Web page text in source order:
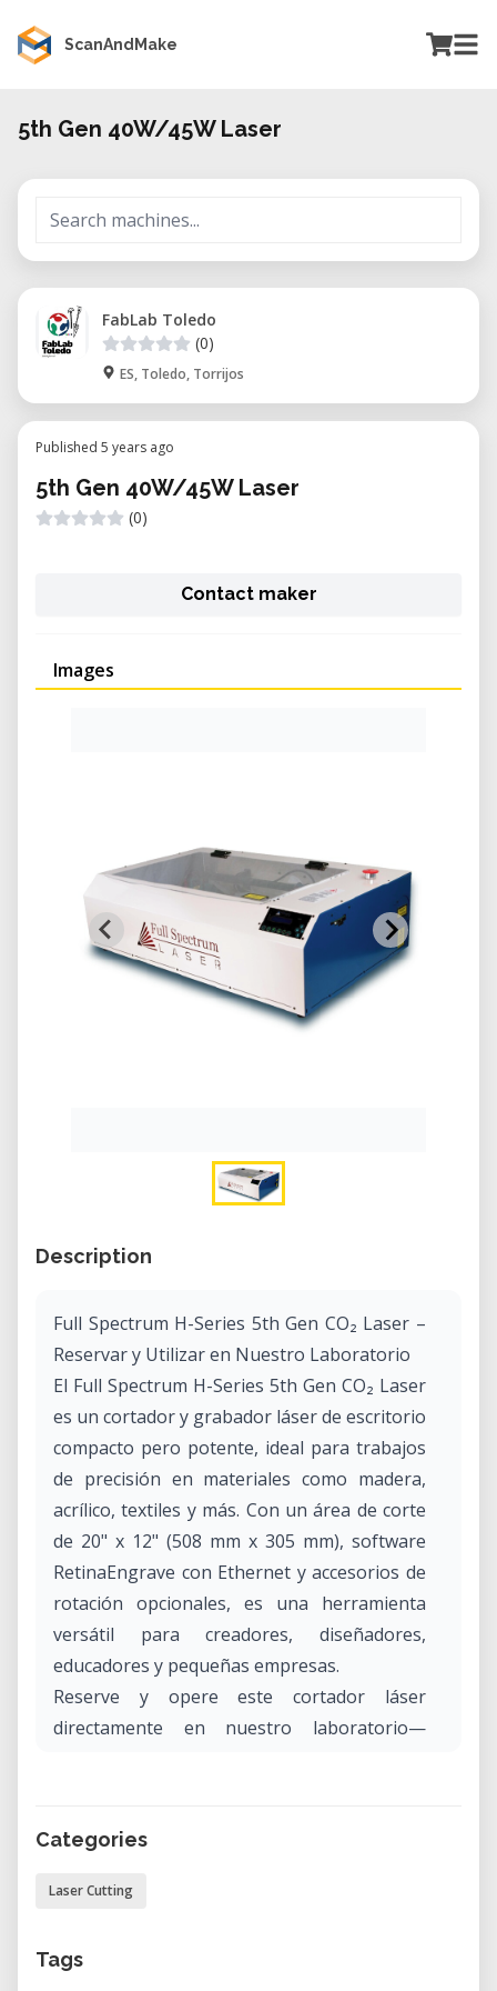
ScanAndMake
5th Gen 40W/45W Laser
FabLab Toledo
(0)
ES, Toledo, Torrijos
Published 5 years ago
5th Gen 40W/45W Laser
(0)
Contact maker
Images
Description
Full Spectrum H-Series 5th Gen CO₂ Laser –
Reservar y Utilizar en Nuestro Laboratorio
El Full Spectrum H-Series 5th Gen CO₂ Laser
es un cortador y grabador láser de escritorio
compacto pero potente, ideal para trabajos
de precisión en materiales como madera,
acrílico, textiles y más. Con un área de corte
de 20" x 12" (508 mm x 305 mm), software
RetinaEngrave con Ethernet y accesorios de
rotación opcionales, es una herramienta
versátil para creadores, diseñadores,
educadores y pequeñas empresas.
Reserve y opere este cortador láser
directamente en nuestro laboratorio—
Especificaciones Principales
• Área de Corte: 20" x 12" (508 mm x 305 mm)
madera, acrílico y plástico; graba vidrio,
Categories
Laser Cutting
Tags